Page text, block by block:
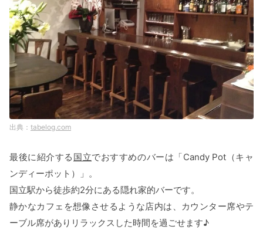
tabelog.com
最後に紹介する 国立でおすすめのバーは「Candy Pot（キャ
ンディーポット）」。
国立駅から徒歩約2分にある隠れ家的バーです。
静かなカフェを想像させるような店内は、カウンター席やテ
ーブル席がありリラックスした時間を過ごせます♪